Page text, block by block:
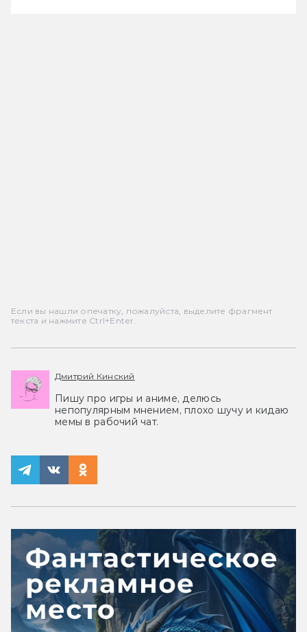
Если вы нашли опечатку, пожалуйста, выделите фрагмент
текста и нажмите Ctrl+Enter.
Дмитрий Кинский
Пишу про игры и аниме, делюсь
непопулярным мнением, плохо шучу и кидаю
мемы в рабочий чат.